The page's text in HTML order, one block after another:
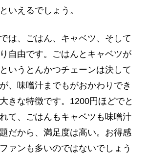
いえるでしょう。
は、ごはん、キャベツ、そして
自由です。ごはんとキャベツが
いうとんかつチェーンは決して
、味噌汁までもがおかわりでき
きな特徴です。1200円ほどでと
て、ごはんもキャベツも味噌汁
だから、満足度は高い。お得感
ァンも多いのではないでしょう